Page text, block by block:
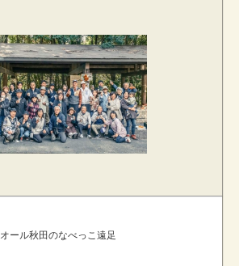
オール秋田のなべっこ遠足